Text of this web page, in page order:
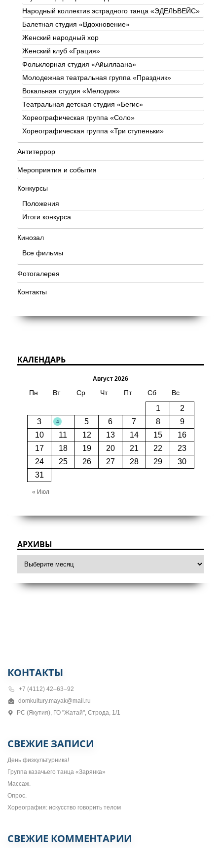
Народный коллектив эстрадного танца «ЭДЕЛЬВЕЙС»
Балетная студия «Вдохновение»
Женский народный хор
Женский клуб «Грация»
Фольклорная студия «Айыллаана»
Молодежная театральная группа «Праздник»
Вокальная студия «Мелодия»
Театральная детская студия «Бегис»
Хореографическая группа «Соло»
Хореографическая группа «Три ступеньки»
Антитеррор
Мероприятия и события
Конкурсы
Положения
Итоги конкурса
Кинозал
Все фильмы
Фотогалерея
Контакты
КАЛЕНДАРЬ
Август 2026
Пн Вт Ср Чт Пт Сб Вс
1
2
3
4 5 6 7 8
9
10
11 12 13 14 15
16
17
18 19 20 21 22
23
24
25 26 27 28 29
30
31
« Июл
АРХИВЫ
КОНТАКТЫ
+7 (4112) 42–63–92
domkultury.mayak@mail.ru
РС (Якутия), ГО "Жатай", Строда, 1/1
СВЕЖИЕ ЗАПИСИ
День физкультурника!
Группа казачьего танца «Зарянка»
Массаж.
Опрос.
Хореография: искусство говорить телом
СВЕЖИЕ КОММЕНТАРИИ